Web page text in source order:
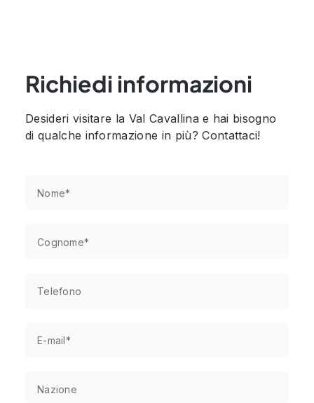
Richiedi informazioni
Desideri visitare la Val Cavallina e hai bisogno
di qualche informazione in più? Contattaci!